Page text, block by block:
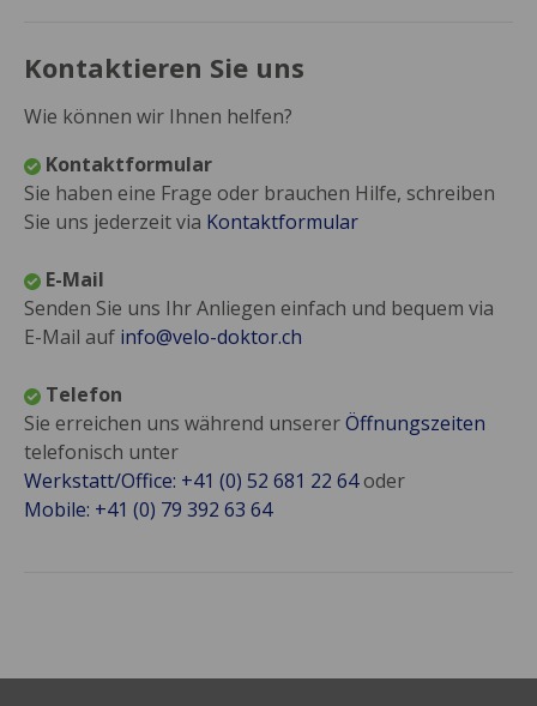
Kontaktieren Sie uns
Wie können wir Ihnen helfen?
Kontaktformular
Sie haben eine Frage oder brauchen Hilfe, schreiben
Sie uns jederzeit via Kontaktformular
E-Mail
Senden Sie uns Ihr Anliegen einfach und bequem via
E-Mail auf info@velo-doktor.ch
Telefon
Sie erreichen uns während unsererÖffnungszeiten
telefonisch unter
Werkstatt/Office: +41 (0) 52 681 22 64oder
Mobile: +41 (0) 79 392 63 64